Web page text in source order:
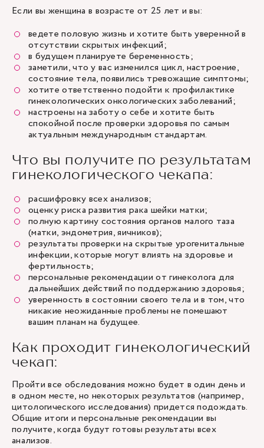
Если вы женщина в возрасте от 25 лет и вы:
ведете половую жизнь и хотите быть уверенной в
отсутствии скрытых инфекций;
в будущем планируете беременность;
заметили, что у вас изменился цикл, настроение,
состояние тела, появились тревожащие симптомы;
хотите ответственно подойти к профилактике
гинекологических онкологических заболеваний;
настроены на заботу о себе и хотите быть
спокойной после проверки здоровья по самым
актуальным международным стандартам.
Что вы получите по результатам
гинекологического чекапа:
расшифровку всех анализов;
оценку риска развития рака шейки матки;
полную картину состояния органов малого таза
(матки, эндометрия, яичников);
результаты проверки на скрытые урогенитальные
инфекции, которые могут влиять на здоровье и
фертильность;
персональные рекомендации от гинеколога для
дальнейших действий по поддержанию здоровья;
уверенность в состоянии своего тела и в том, что
никакие неожиданные проблемы не помешают
вашим планам на будущее.
Как проходит гинекологический
чекап:
Пройти все обследования можно будет в один день и
в одном месте, но некоторых результатов (например,
цитологического исследования) придется подождать.
Общие итоги и персональные рекомендации вы
получите, когда будут готовы результаты всех
анализов.